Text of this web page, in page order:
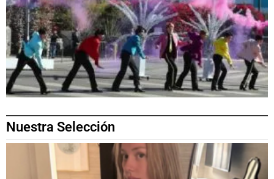
Nuestra Selección